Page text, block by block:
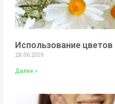
Использование
28.06.2019
Далее »